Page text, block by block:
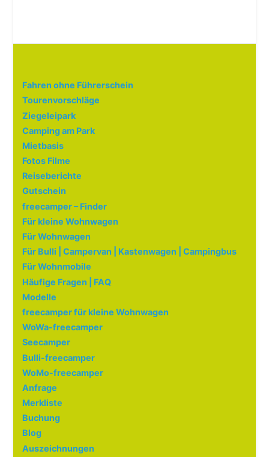
Fahren ohne Führerschein
Tourenvorschläge
Ziegeleipark
Camping am Park
Mietbasis
Fotos Filme
Reiseberichte
Gutschein
freecamper – Finder
Für kleine Wohnwagen
Für Wohnwagen
Für Bulli | Campervan | Kastenwagen | Campingbus
Für Wohnmobile
Häufige Fragen | FAQ
Modelle
freecamper für kleine Wohnwagen
WoWa-freecamper
Seecamper
Bulli-freecamper
WoMo-freecamper
Anfrage
Merkliste
Buchung
Blog
Auszeichnungen